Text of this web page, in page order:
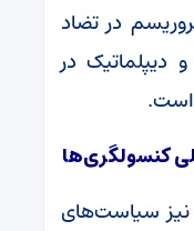
در تضاد
دیپلماتیک در
است.
کنسولگری‌ها
نیز سیاست‌های